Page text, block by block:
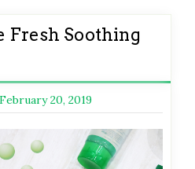
Fresh Soothing
February 20, 2019